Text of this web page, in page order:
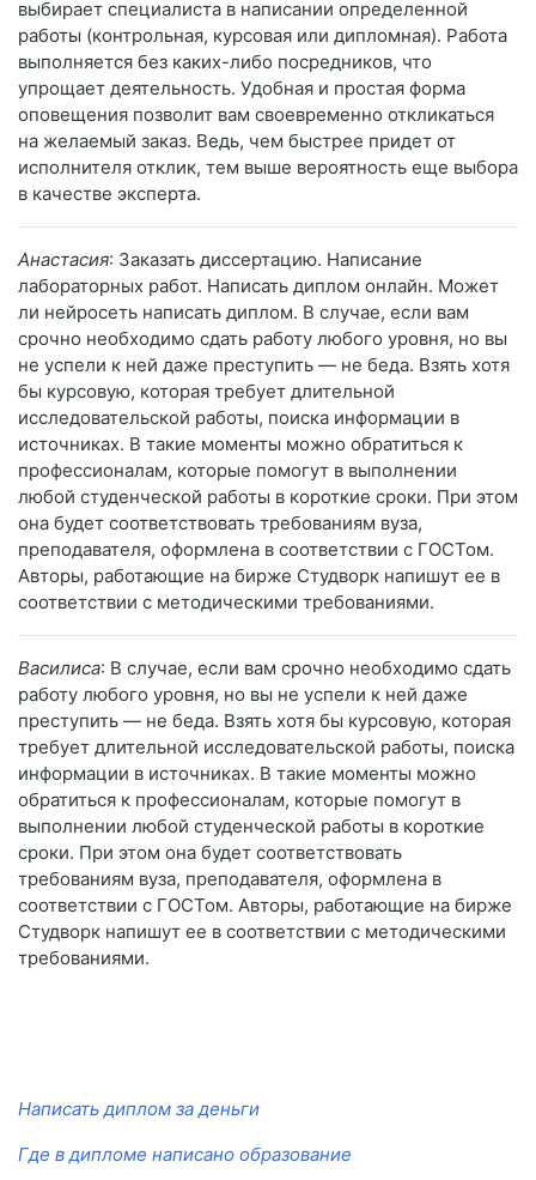
выбирает специалиста в написании определенной
работы (контрольная, курсовая или дипломная). Работа
выполняется без каких-либо посредников, что
упрощает деятельность. Удобная и простая форма
оповещения позволит вам своевременно откликаться
на желаемый заказ. Ведь, чем быстрее придет от
исполнителя отклик, тем выше вероятность еще выбора
в качестве эксперта.
Анастасия: Заказать диссертацию. Написание
лабораторных работ. Написать диплом онлайн. Может
ли нейросеть написать диплом. В случае, если вам
срочно необходимо сдать работу любого уровня, но вы
не успели к ней даже преступить — не беда. Взять хотя
бы курсовую, которая требует длительной
исследовательской работы, поиска информации в
источниках. В такие моменты можно обратиться к
профессионалам, которые помогут в выполнении
любой студенческой работы в короткие сроки. При этом
она будет соответствовать требованиям вуза,
преподавателя, оформлена в соответствии с ГОСТом.
Авторы, работающие на бирже Студворк напишут ее в
соответствии с методическими требованиями.
Василиса: В случае, если вам срочно необходимо сдать
работу любого уровня, но вы не успели к ней даже
преступить — не беда. Взять хотя бы курсовую, которая
требует длительной исследовательской работы, поиска
информации в источниках. В такие моменты можно
обратиться к профессионалам, которые помогут в
выполнении любой студенческой работы в короткие
сроки. При этом она будет соответствовать
требованиям вуза, преподавателя, оформлена в
соответствии с ГОСТом. Авторы, работающие на бирже
Студворк напишут ее в соответствии с методическими
требованиями.
Написать диплом за деньги
Где в дипломе написано образование